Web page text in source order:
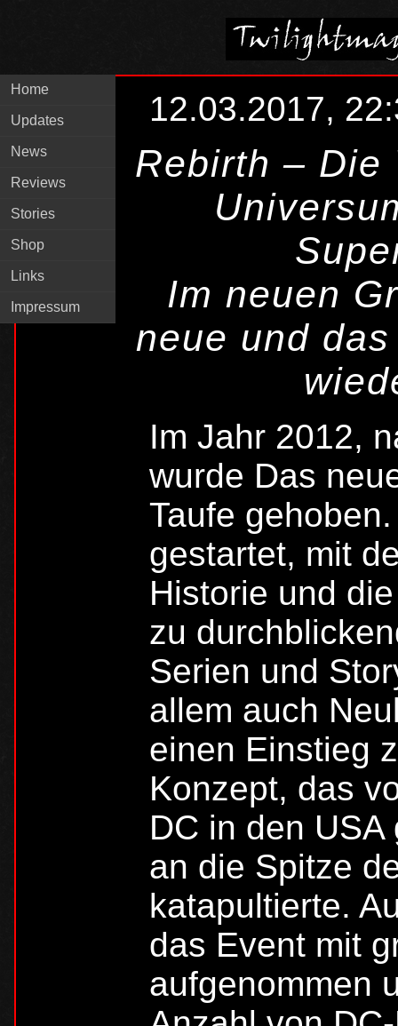
Home
Updates
News
Reviews
Stories
Shop
Links
Impressum
12.03.2017,
Rebirth – Die
Im neuen
neue und
Im Jahr 2012,
wurde Das
Taufe
gestartet, mit
Historie und
zu
Serien und
allem auch
einen Einstieg
Konzept, das
DC in den
an die Spitze
katapultierte.
das Event mit
aufgenommen